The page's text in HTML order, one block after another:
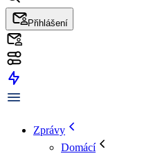
Přihlášení
Zprávy
Domácí